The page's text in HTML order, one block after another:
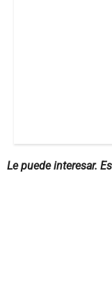
Le puede interesar.